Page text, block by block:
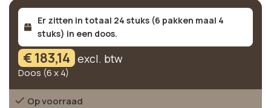
Er zitten in totaal 24 stuks (6 pakken maal 4
stuks) in een doos.
€183,14 excl. btw
Doos (6 x 4)
Op voorraad